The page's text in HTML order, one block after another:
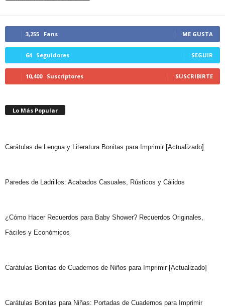
3,255 Fans ME GUSTA
64 Seguidores SEGUIR
10,400 Suscriptores SUSCRIBIRTE
Lo Más Popular
Carátulas de Lengua y Literatura Bonitas para Imprimir [Actualizado]
Paredes de Ladrillos: Acabados Casuales, Rústicos y Cálidos
¿Cómo Hacer Recuerdos para Baby Shower? Recuerdos Originales,
Fáciles y Económicos
Carátulas Bonitas de Cuadernos de Niños para Imprimir [Actualizado]
Carátulas Bonitas para Niñas: Portadas de Cuadernos para Imprimir